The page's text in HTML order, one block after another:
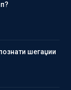
шегаџии